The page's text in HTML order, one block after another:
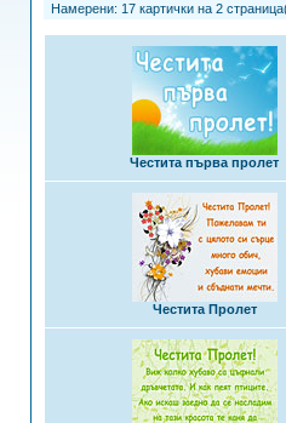
Намерени: 17 картички на 2
Честита първа пролет
Честита Пролет